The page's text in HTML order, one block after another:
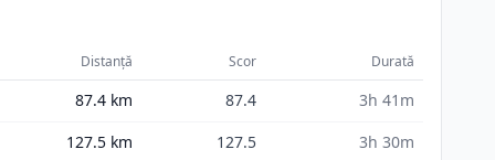
Distanță Scor Durată
87.4 km 87.4
3h 41m
127.5 km 127.5
3h 30m